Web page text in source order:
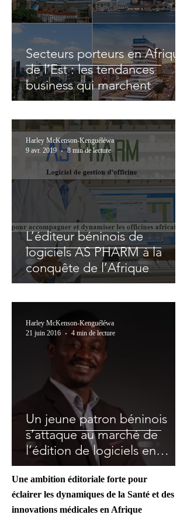
Secteurs porteurs en Afrique
de l’Est : les tendances
business qui marchent
L’éditeur béninois de
logiciels AS PHARM à la
conquête de l’Afrique
Harley McKenson-Kenguéléwa
9 avr. 2019
8 min de lecture
Un jeune patron béninois
s’attaque au marché de
l’édition de logiciels en
pharmacie
Harley McKenson-Kenguéléwa
21 juin 2016
4 min de lecture
Une ambition éditoriale forte pour
éclairer les dynamiques de la Santé et des
innovations médicales en Afrique